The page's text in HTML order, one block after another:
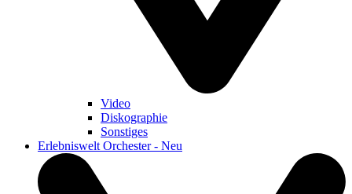
Video
Diskographie
Sonstiges
Erlebniswelt Orchester - Neu